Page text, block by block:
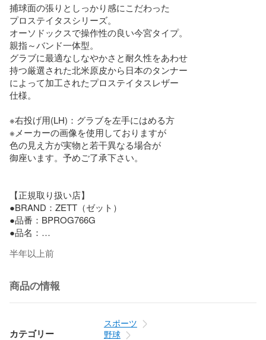
捕球面の張りとしっかり感にこだわった
プロステイタスシリーズ。
オーソドックスで操作性の良い今宮タイプ。
親指～バンド一体型。
グラブに最適なしなやかさと耐久性をあわせ
持つ厳選された北米原皮から日本のタンナー
によって加工されたプロステイタスレザー
仕様。
※右投げ用(LH)：グラブを左手にはめる方
※メーカーの画像を使用しておりますが
色の見え方が実物と若干異なる場合が
御座います。予めご了承下さい。
【正規取り扱い店】
●BRAND：ZETT（ゼット）
●品番：BPROG766G
●品名：
プロステイタス二塁手遊撃手用
●サイズ：4
●重量：550G(±30G)
●カラー：
1932N（Nブラック/パステル）
4036（ボルドーB/オークB）
半年以上前
商品の情報
カテゴリー
スポーツ
野球